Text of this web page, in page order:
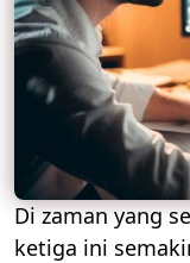
Di zaman yang
ketiga ini